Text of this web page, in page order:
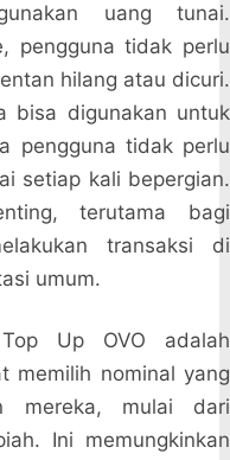
uang tunai.
pengguna tidak perlu
hilang atau dicuri.
bisa digunakan untuk
pengguna tidak perlu
setiap kali bepergian.
terutama bagi
transaksi di
umum.
Up OVO adalah
memilih nominal yang
mereka, mulai dari
Ini memungkinkan